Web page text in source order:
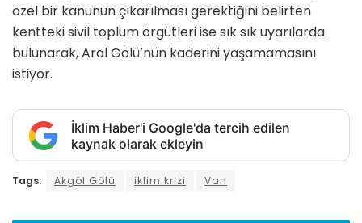
özel bir kanunun çıkarılması gerektiğini belirten
kentteki sivil toplum örgütleri ise sık sık uyarılarda
bulunarak, Aral Gölü’nün kaderini yaşamamasını
istiyor.
İklim Haber'i Google'da tercih edilen
kaynak olarak ekleyin
Tags: Akgöl Gölü iklim krizi Van